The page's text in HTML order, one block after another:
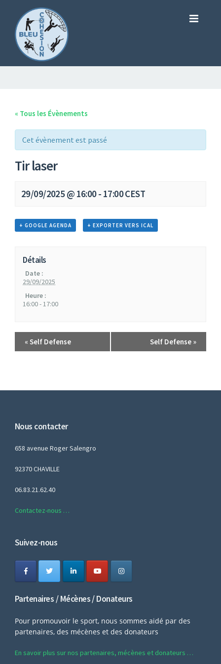
« Tous les Évènements
Cet évènement est passé
Tir laser
29/09/2025 @ 16:00- 17:00CEST
+ GOOGLE AGENDA + EXPORTER VERS ICAL
Détails
Date :
29/09/2025
Heure :
16:00 - 17:00
« Self Defense Self Defense »
Nous contacter
658 avenue Roger Salengro
92370 CHAVILLE
06.83.21.62.40
Contactez-nous …
Suivez-nous
Partenaires / Mécènes / Donateurs
Pour promouvoir le sport, nous sommes aidé par des
partenaires, des mécènes et des donateurs
En savoir plus sur nos partenaires, mécènes et donateurs …